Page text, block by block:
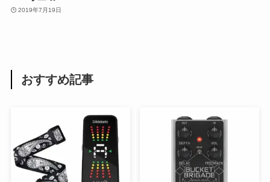
2019年7月19日
おすすめ記事